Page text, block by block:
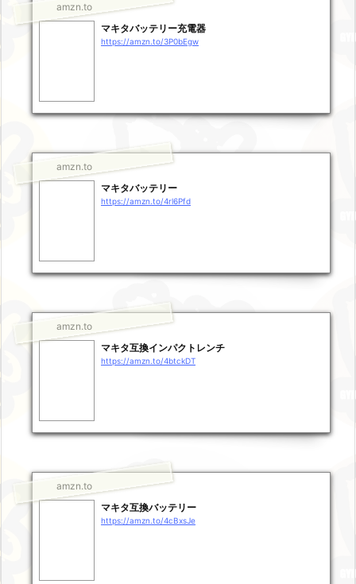
amzn.to
マキタバッテリー充電器
https://amzn.to/3P0bEgw
amzn.to
マキタバッテリー
https://amzn.to/4rl6Pfd
amzn.to
マキタ互換インパクトレンチ
https://amzn.to/4btckDT
amzn.to
マキタ互換バッテリー
https://amzn.to/4cBxsJe